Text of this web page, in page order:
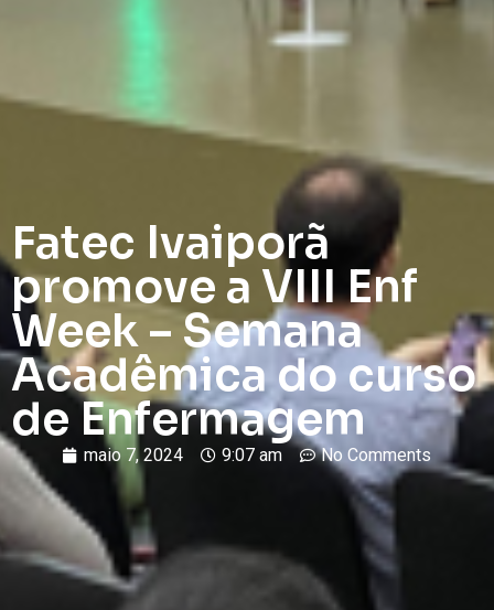
Fatec Ivaiporã
promove a VIII Enf
Week – Semana
Acadêmica do curso
de Enfermagem
maio 7, 2024 9:07 am No Comments